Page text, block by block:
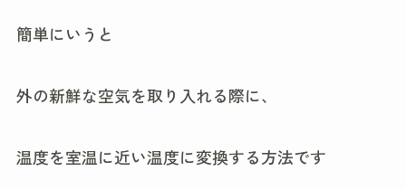
簡単にいうと
外の新鮮な空気を取り入れる際に、
温度を室温に近い温度に変換する方法です